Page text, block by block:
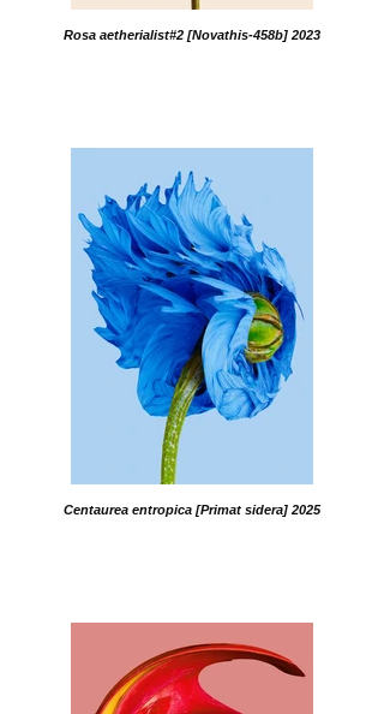
Rosa aetherialist#2 [Novathis-458b] 2023
Centaurea entropica [Primat sidera] 2025